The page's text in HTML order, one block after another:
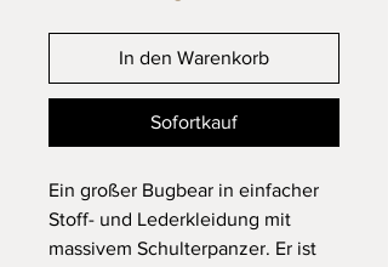
In den Warenkorb
Sofortkauf
Ein großer Bugbear in einfacher
Stoff- und Lederkleidung mit
massivem Schulterpanzer. Er ist